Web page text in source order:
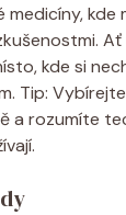
medicíny, kde
Ať
kde si
Tip:
a rozumíte